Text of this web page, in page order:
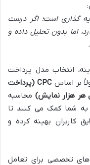
گذاری است؛ اگر درست
اما بدون تحلیل داده و
انتخاب مدل پرداخت
بر اساس
CPC (پرداخت
محاسبه
به شما کمک می کنند تا
کاربران بهینه کرده و
تخصصی برای تعامل